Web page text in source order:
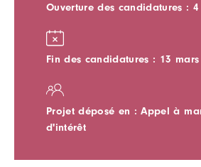
Ouverture des candidatures : 4
Fin des candidatures : 13 mars
Projet déposé en : Appel à
d'intérêt